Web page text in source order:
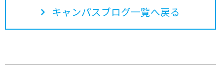
キャンパスブログ一覧へ戻る